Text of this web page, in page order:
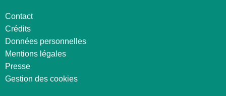
Contact
Crédits
Données personnelles
Mentions légales
Presse
Gestion des cookies